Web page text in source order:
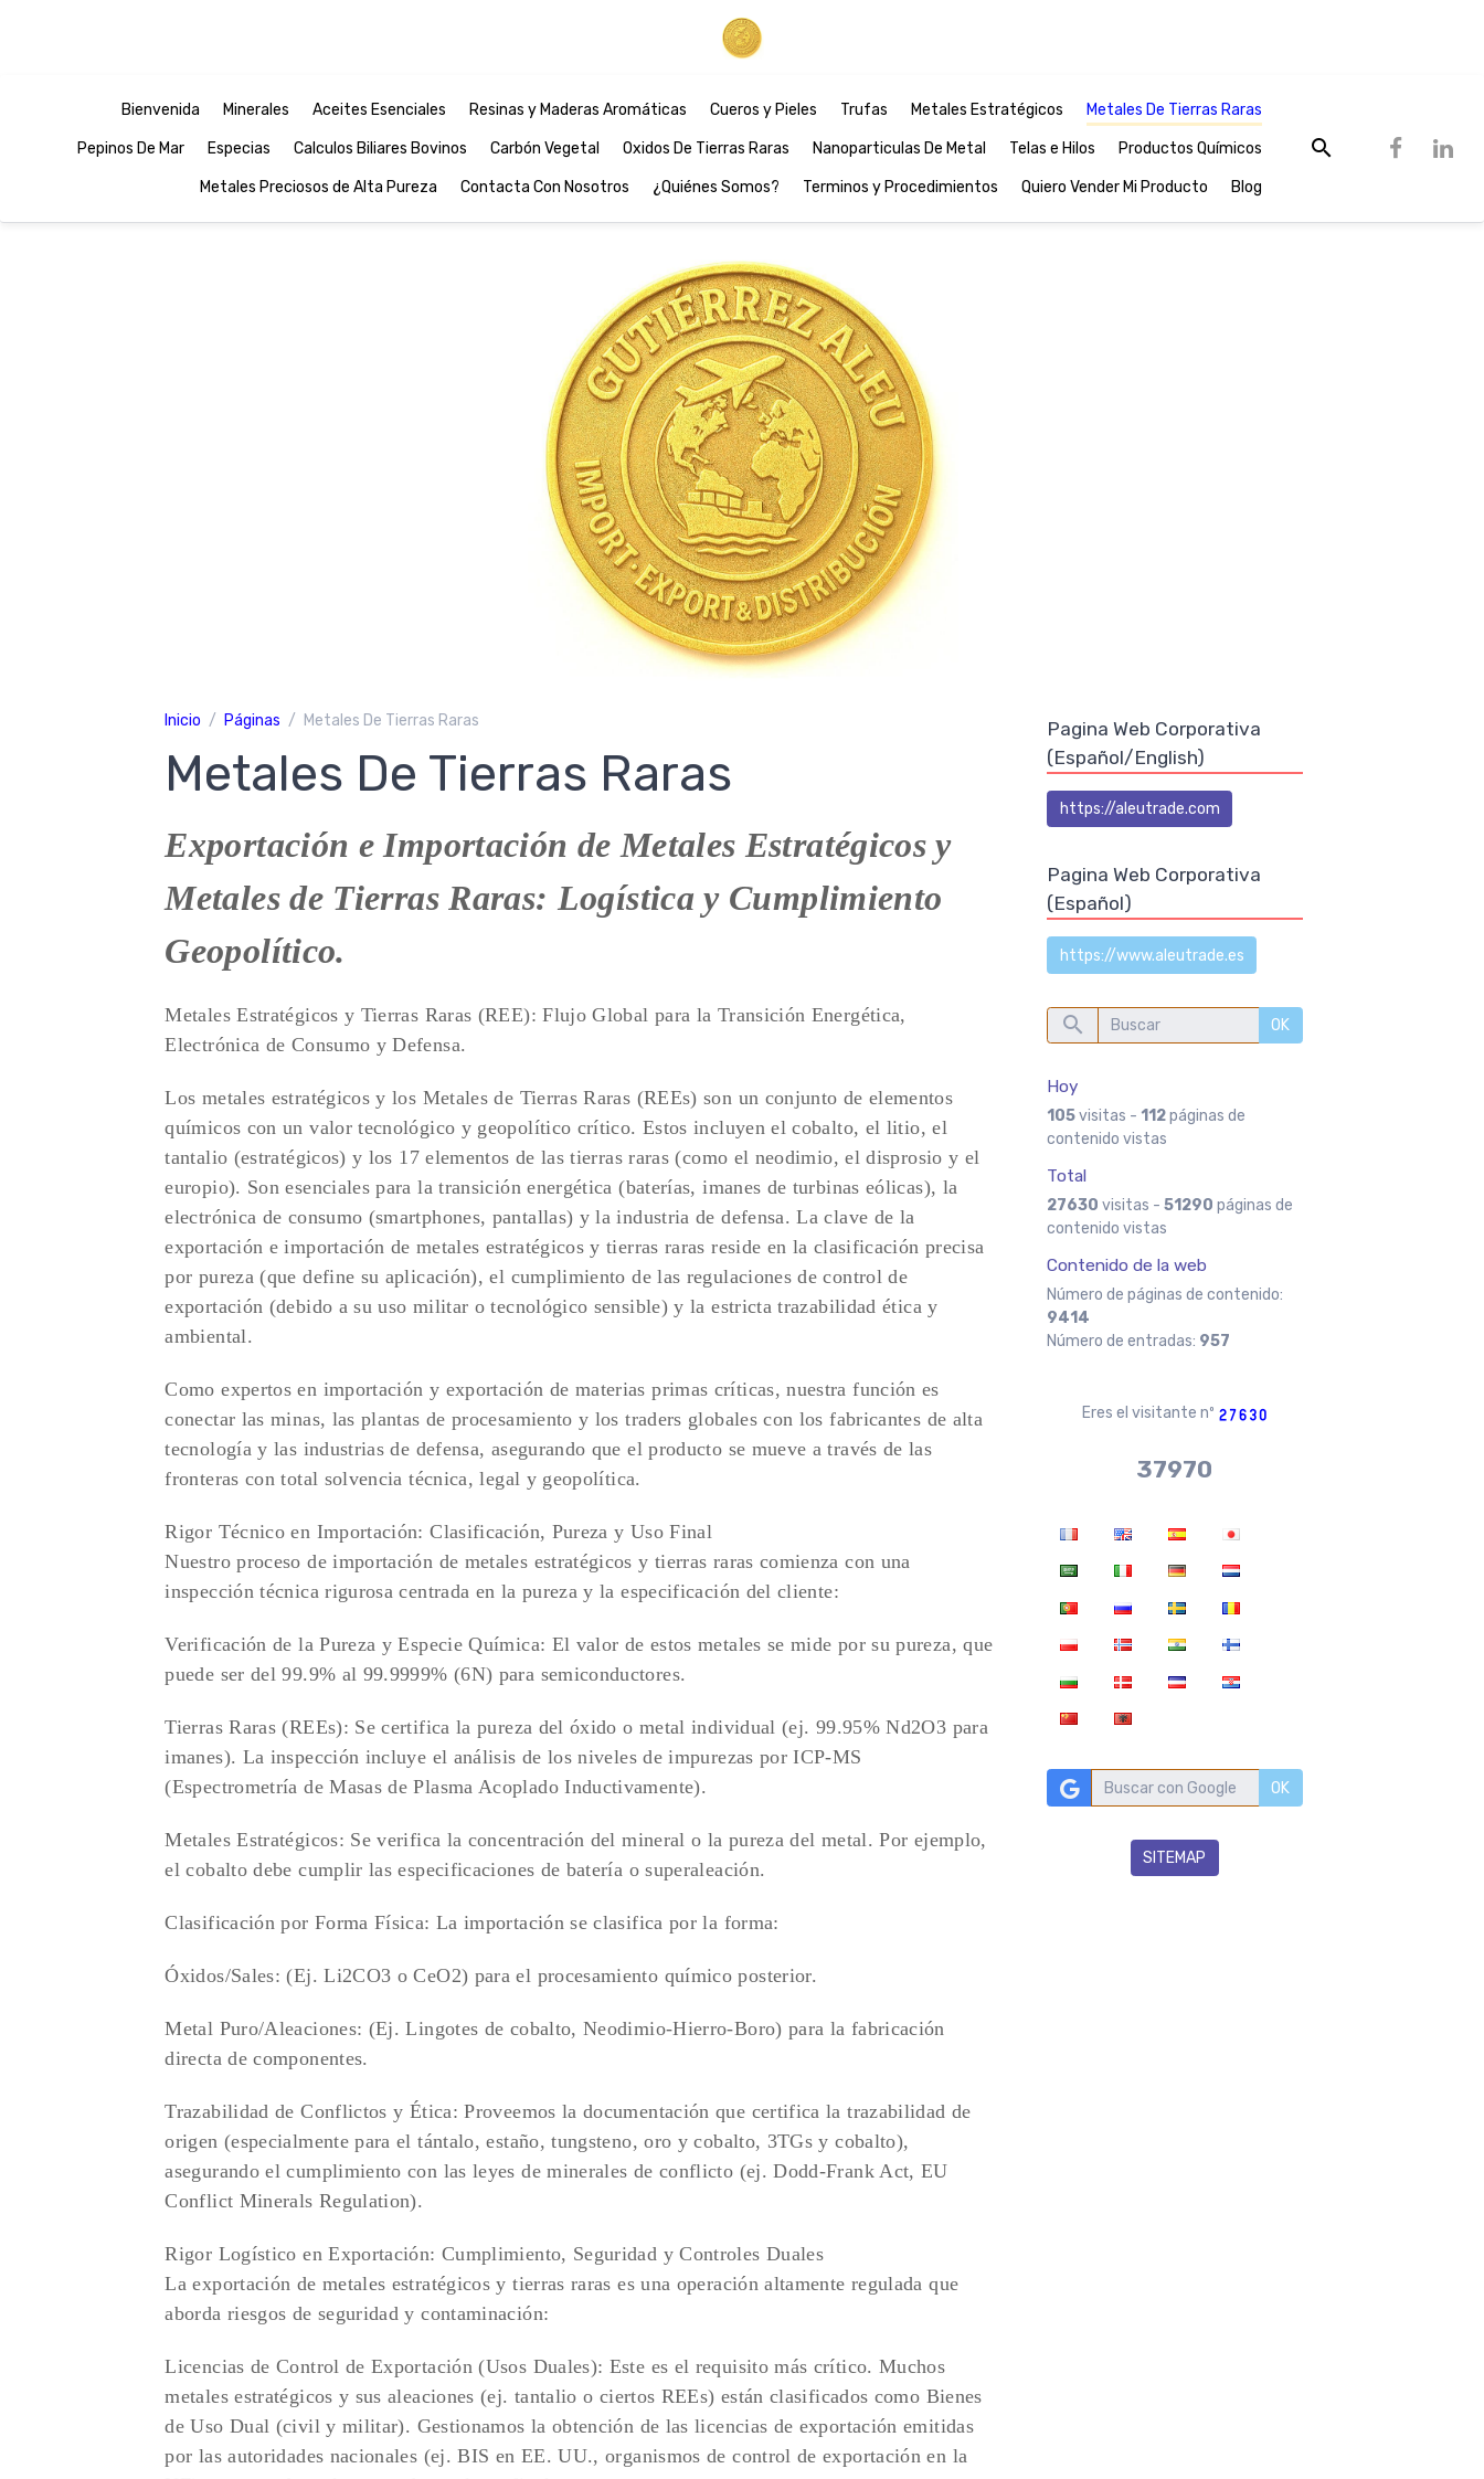
Bienvenida Minerales Aceites Esenciales Resinas y Maderas Aromáticas Cueros y Pieles Trufas Metales Estratégicos Metales De Tierras Raras
Pepinos De Mar Especias Calculos Biliares Bovinos Carbón Vegetal Oxidos De Tierras Raras Nanoparticulas De Metal Telas e Hilos Productos Químicos
Metales Preciosos de Alta Pureza Contacta Con Nosotros ¿Quiénes Somos? Terminos y Procedimientos Quiero Vender Mi Producto Blog
Inicio Páginas Metales De Tierras Raras
Metales De Tierras Raras
Exportación e Importación de Metales Estratégicos y
Metales de Tierras Raras: Logística y Cumplimiento
Geopolítico.
Metales Estratégicos y Tierras Raras (REE): Flujo Global para la Transición Energética,
Electrónica de Consumo y Defensa.
Los metales estratégicos y los Metales de Tierras Raras (REEs) son un conjunto de elementos
químicos con un valor tecnológico y geopolítico crítico. Estos incluyen el cobalto, el litio, el
tantalio (estratégicos) y los 17 elementos de las tierras raras (como el neodimio, el disprosio y el
europio). Son esenciales para la transición energética (baterías, imanes de turbinas eólicas), la
electrónica de consumo (smartphones, pantallas) y la industria de defensa. La clave de la
exportación e importación de metales estratégicos y tierras raras reside en la clasificación precisa
por pureza (que define su aplicación), el cumplimiento de las regulaciones de control de
exportación (debido a su uso militar o tecnológico sensible) y la estricta trazabilidad ética y
ambiental.
Como expertos en importación y exportación de materias primas críticas, nuestra función es
conectar las minas, las plantas de procesamiento y los traders globales con los fabricantes de alta
tecnología y las industrias de defensa, asegurando que el producto se mueve a través de las
fronteras con total solvencia técnica, legal y geopolítica.
Rigor Técnico en Importación: Clasificación, Pureza y Uso Final
Nuestro proceso de importación de metales estratégicos y tierras raras comienza con una
inspección técnica rigurosa centrada en la pureza y la especificación del cliente:
Verificación de la Pureza y Especie Química: El valor de estos metales se mide por su pureza, que
puede ser del 99.9% al 99.9999% (6N) para semiconductores.
Tierras Raras (REEs): Se certifica la pureza del óxido o metal individual (ej. 99.95% Nd2​O3​ para
imanes). La inspección incluye el análisis de los niveles de impurezas por ICP-MS
(Espectrometría de Masas de Plasma Acoplado Inductivamente).
Metales Estratégicos: Se verifica la concentración del mineral o la pureza del metal. Por ejemplo,
el cobalto debe cumplir las especificaciones de batería o superaleación.
Clasificación por Forma Física: La importación se clasifica por la forma:
Óxidos/Sales: (Ej. Li2​CO3​ o CeO2​) para el procesamiento químico posterior.
Metal Puro/Aleaciones: (Ej. Lingotes de cobalto, Neodimio-Hierro-Boro) para la fabricación
directa de componentes.
Trazabilidad de Conflictos y Ética: Proveemos la documentación que certifica la trazabilidad de
origen (especialmente para el tántalo, estaño, tungsteno, oro y cobalto, 3TGs y cobalto),
asegurando el cumplimiento con las leyes de minerales de conflicto (ej. Dodd-Frank Act, EU
Conflict Minerals Regulation).
Rigor Logístico en Exportación: Cumplimiento, Seguridad y Controles Duales
La exportación de metales estratégicos y tierras raras es una operación altamente regulada que
aborda riesgos de seguridad y contaminación:
Licencias de Control de Exportación (Usos Duales): Este es el requisito más crítico. Muchos
metales estratégicos y sus aleaciones (ej. tantalio o ciertos REEs) están clasificados como Bienes
de Uso Dual (civil y militar). Gestionamos la obtención de las licencias de exportación emitidas
por las autoridades nacionales (ej. BIS en EE. UU., organismos de control de exportación en la
Pagina Web Corporativa
(Español/English)
https://aleutrade.com
Pagina Web Corporativa
(Español)
https://www.aleutrade.es
OK
Hoy
105visitas - 112páginas de
contenido vistas
Total
27630 visitas -51290 páginas de
contenido vistas
Contenido de la web
Número de páginas de contenido:
9414
Número de entradas: 957
Eres el visitante nº
37970
OK
SITEMAP